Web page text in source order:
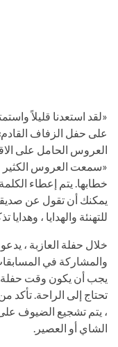
«لقد استعدنا قليلاً
على حفل الزفاف
العروس الحامل على
«سمعت العروس الكثير
خطابها. يتم إعطاء
يمكنك أن تقول عن
للتهنئة والهدايا ، وهدايا
خلال حفلة العازبة ،
والمشاركة في
يجب أن يكون وقت حفلة
تحتاج إلى الراحة. تأكد
، يتم تشجيع الضيوف
الشاي أو العصير.